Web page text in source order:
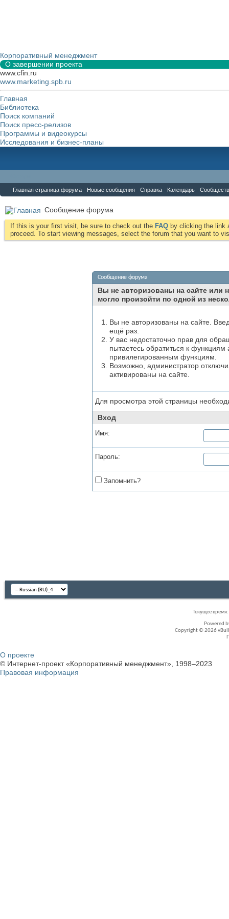
Корпоративный менеджмент
О завершении проекта
www.cfin.ru
www.marketing.spb.ru
Главная
Библиотека
Поиск компаний
Поиск пресс-релизов
Программы и видеокурсы
Исследования и бизнес-планы
Главная страница форума Новые сообщения Справка Календарь
Сообщение форума
If this is your first visit, be sure to check out the FAQ by clicking the link
proceed. To start viewing messages, select the forum that you want to
Сообщение форума
Вы не авторизованы на сайте или
могло произойти по одной из
Вы не авторизованы на сайте.
ещё раз.
У вас недостаточно прав для
пытаетесь обратиться к
привилегированным функциям.
Возможно, администратор
активированы на сайте.
Для просмотра этой страницы
Вход
Имя:
Пароль:
Запомнить?
Текущее время:
Powered
Copyright © 2026
О проекте
© Интернет-проект «Корпоративный менеджмент», 1998–2023
Правовая информация